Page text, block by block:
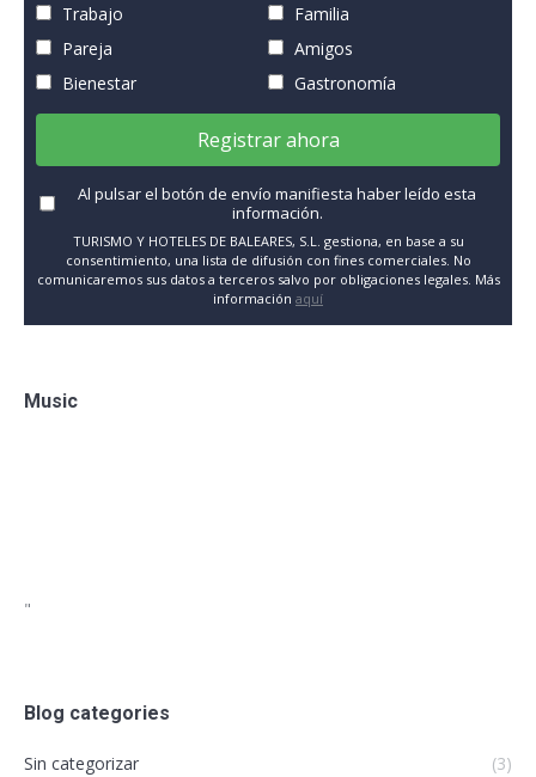
Trabajo
Familia
Pareja
Amigos
Bienestar
Gastronomía
Registrar ahora
Al pulsar el botón de envío manifiesta haber leído esta
información.
TURISMO Y HOTELES DE BALEARES, S.L. gestiona, en base a su
consentimiento, una lista de difusión con fines comerciales. No
comunicaremos sus datos a terceros salvo por obligaciones legales. Más
información aquí
Music
"
Blog categories
Sin categorizar (3)